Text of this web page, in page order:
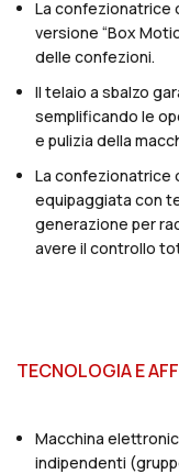
La confezionatrice
versione “Box
delle confezioni.
Il telaio a sbalzo
semplificando le
e pulizia della
La confezionatrice
equipaggiata con
generazione per
avere il controllo
TECNOLOGIA E
Macchina
indipendenti